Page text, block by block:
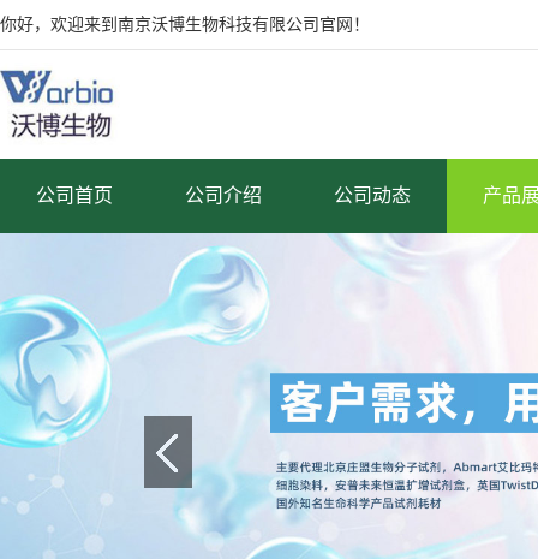
你好，欢迎来到南京沃博生物科技有限公司官网！
公司首页 公司介绍 公司动态 产品